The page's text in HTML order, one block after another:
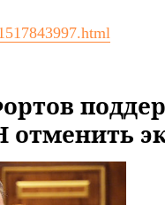
отменить